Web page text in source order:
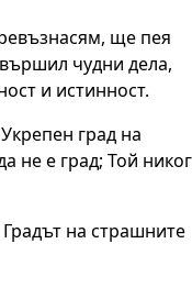
ще пея
чудни дела,
и истинност.
град на
не е град; Той
на страшните